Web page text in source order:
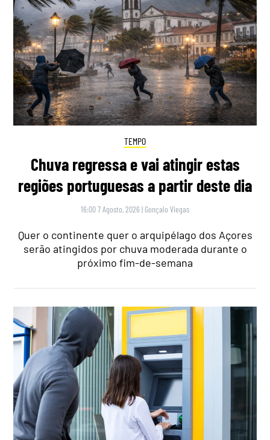
TEMPO
Chuva regressa e vai atingir estas
regiões portuguesas a partir deste dia
16:00 7 Agosto, 2026 | Gonçalo Viegas
Quer o continente quer o arquipélago dos Açores
serão atingidos por chuva moderada durante o
próximo fim-de-semana